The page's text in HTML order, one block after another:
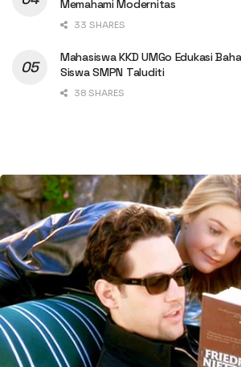
Memahami Modernitas
33 SHARES
Mahasiswa KKD UMGo Edukasi
Siswa SMPN Taluditi
38 SHARES